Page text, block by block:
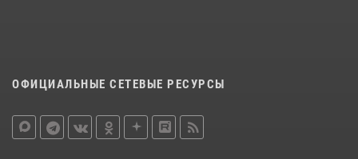
ОФИЦИАЛЬНЫЕ СЕТЕВЫЕ РЕСУРСЫ